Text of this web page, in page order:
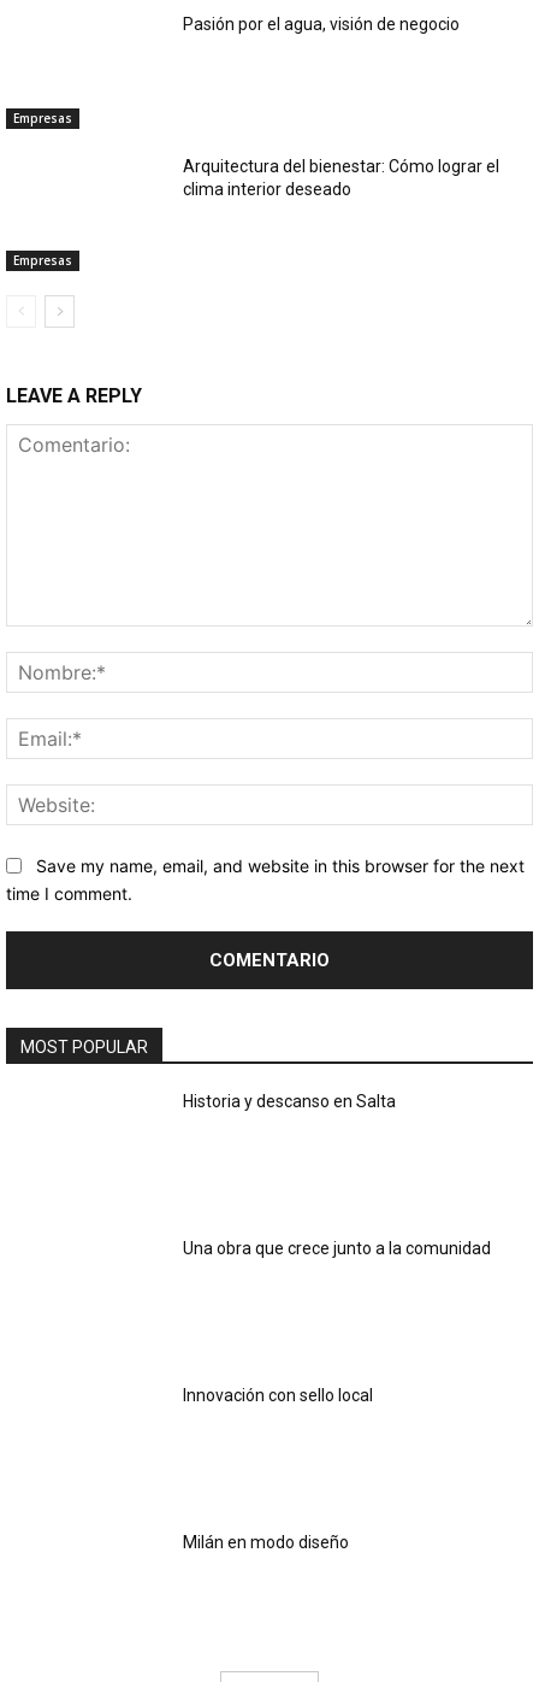
Empresas
Pasión por el agua, visión de negocio
Empresas
Arquitectura del bienestar: Cómo lograr el
clima interior deseado
LEAVE A REPLY
Save my name, email, and website in this browser for the next
time I comment.
MOST POPULAR
Historia y descanso en Salta
Una obra que crece junto a la comunidad
Innovación con sello local
Milán en modo diseño